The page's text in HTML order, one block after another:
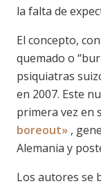
la falta de
El concepto,
quemado o
psiquiatras
en 2007. Este
primera vez en
boreout» ,
Alemania y
Los autores se